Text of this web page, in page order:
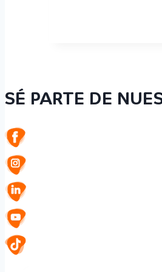
SÉ PARTE DE